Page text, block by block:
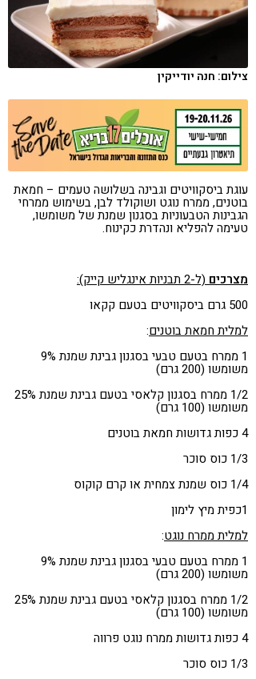
קורונה
טבעונות
צילום: חנה יודייקין
עוגת ביסקוויטים וגבינה בשלושה טעמים – חמאת
בוטנים, ממרח נוגט ושוקולד לבן, בשימוש ממרחי
הגבינות הטבעוניות בסגנון שמנת של משומשו,
טעימה להפליא ונהדרת כקינוח.
מצרכים (ל-2 תבניות אינגליש קייק):
500 גרם ביסקוויטים בטעם קקאו
למלית חמאת בוטנים:
1 ממרח בטעם טבעי בסגנון גבינת שמנת 9%
משומשו (200 גרם)
1/2 ממרח בסגנון קלאסי בטעם גבינת שמנת 25%
משומשו (100 גרם)
4 כפות גדושות חמאת בוטנים
1/3 כוס סוכר
1/4 כוס שמנת צמחית או קרם קוקוס
1כפית מיץ לימון
למלית ממרח נוגט:
1 ממרח בטעם טבעי בסגנון גבינת שמנת 9%
משומשו (200 גרם)
1/2 ממרח בסגנון קלאסי בטעם גבינת שמנת 25%
משומשו (100 גרם)
4 כפות גדושות ממרח נוגט פרווה
1/3 כוס סוכר